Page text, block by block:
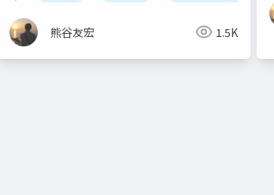
熊谷友宏 1.5K